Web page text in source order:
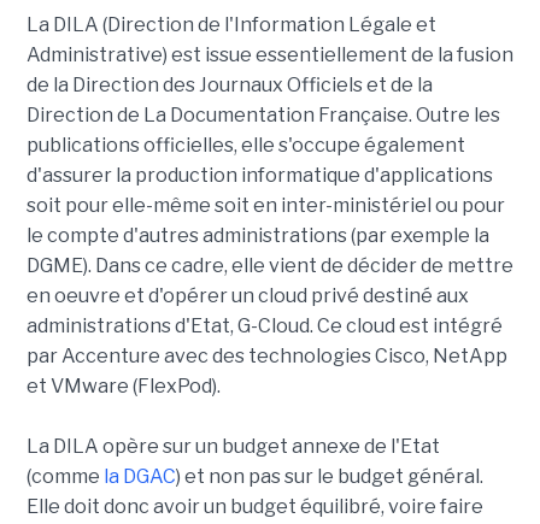
La DILA (Direction de l'Information Légale et
Administrative) est issue essentiellement de la fusion
de la Direction des Journaux Officiels et de la
Direction de La Documentation Française. Outre les
publications officielles, elle s'occupe également
d'assurer la production informatique d'applications
soit pour elle-même soit en inter-ministériel ou pour
le compte d'autres administrations (par exemple la
DGME). Dans ce cadre, elle vient de décider de mettre
en oeuvre et d'opérer un cloud privé destiné aux
administrations d'Etat, G-Cloud. Ce cloud est intégré
par Accenture avec des technologies Cisco, NetApp
et VMware (FlexPod).
La DILA opère sur un budget annexe de l'Etat
(comme la DGAC) et non pas sur le budget général.
Elle doit donc avoir un budget équilibré, voire faire